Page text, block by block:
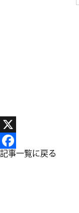
X
Facebook
記事一覧に戻る